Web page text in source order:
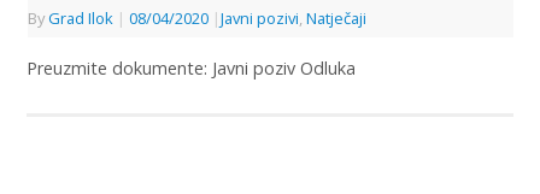
ByGrad Ilok | 08/04/2020 |Javni pozivi, Natječaji
Preuzmite dokumente: Javni poziv Odluka